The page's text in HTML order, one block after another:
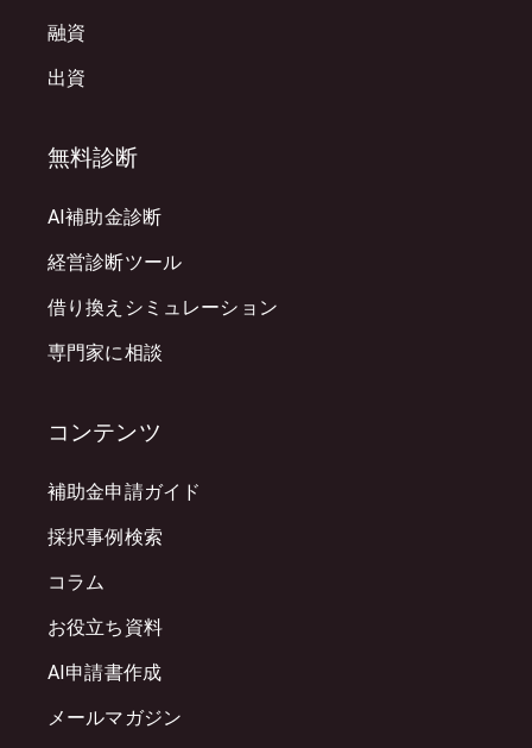
融資
出資
無料診断
AI補助金診断
経営診断ツール
借り換えシミュレーション
専門家に相談
コンテンツ
補助金申請ガイド
採択事例検索
コラム
お役立ち資料
AI申請書作成
メールマガジン